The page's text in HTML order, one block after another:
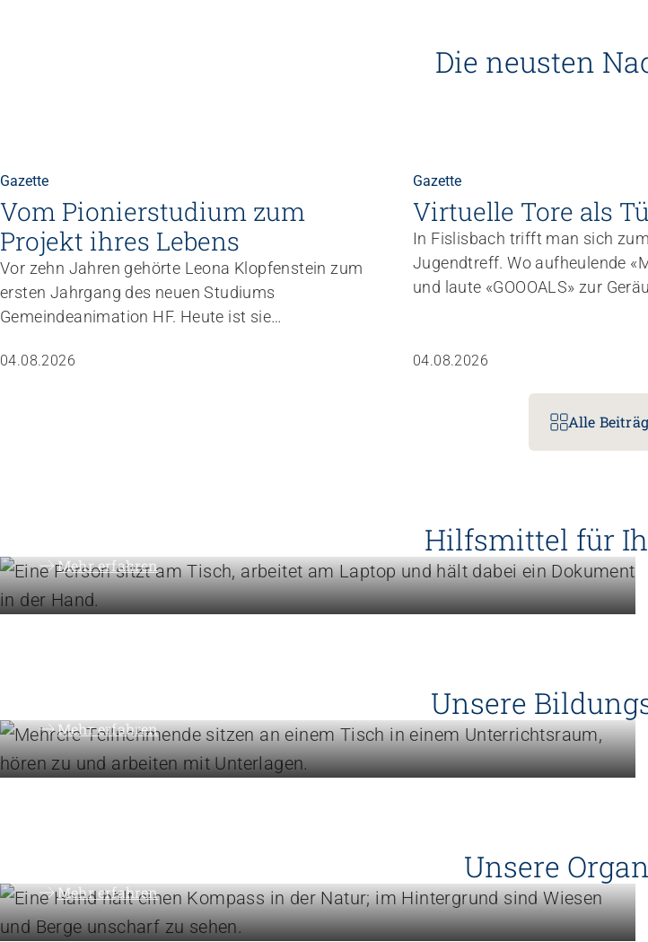
Die neusten
Gazette
Vom Pionierstudium zum
Projekt ihres Lebens
Vor zehn Jahren gehörte Leona Klopfenstein zum
ersten Jahrgang des neuen Studiums
Gemeindeanimation HF. Heute ist sie
Blauring Schweiz. Nachdem sie einen Anlass der
04.08.2026
Gazette
Virtuelle Tore als
In Fislisbach trifft man sich
Jugendtreff. Wo aufheulende
und laute «GOOOALS» zur
Lernmomente.
04.08.2026
Alle
Hilfsmittel für
Instrumente für die Betriebsführung
Mehr erfahren
Unsere
Höhere Fachschulen
Studieren Sie Sozialpädagogik,
Mehr erfahren
Unsere
Mehr erfahren
Organisation
Die Föderation im Überblick